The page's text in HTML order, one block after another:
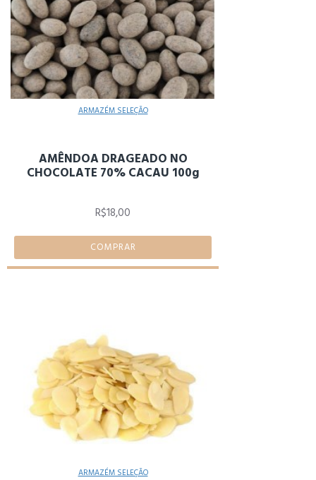
ARMAZÉM SELEÇÃO
AMÊNDOA DRAGEADO NO
CHOCOLATE 70% CACAU 100g
R$18,00
COMPRAR
ARMAZÉM SELEÇÃO